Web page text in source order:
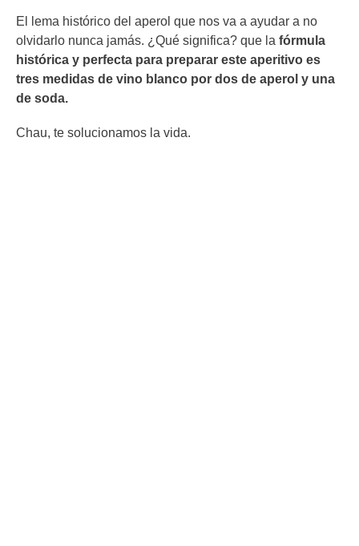
El lema histórico del aperol que nos va a ayudar a no
olvidarlo nunca jamás. ¿Qué significa? que la fórmula
histórica y perfecta para preparar este aperitivo es
tres medidas de vino blanco por dos de aperol y una
de soda.
Chau, te solucionamos la vida.